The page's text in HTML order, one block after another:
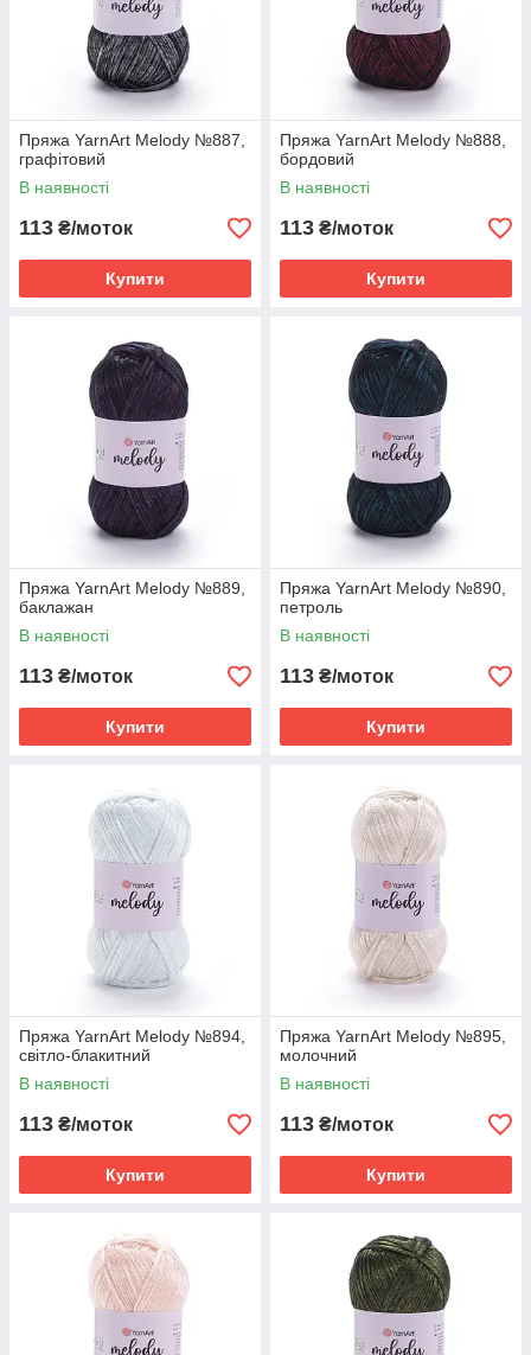
Пряжа YarnArt Melody №887,
графітовий
В наявності
113 ₴/моток
Купити
Пряжа YarnArt Melody №888,
бордовий
В наявності
113 ₴/моток
Купити
Пряжа YarnArt Melody №889,
баклажан
В наявності
113 ₴/моток
Купити
Пряжа YarnArt Melody №890,
петроль
В наявності
113 ₴/моток
Купити
Пряжа YarnArt Melody №894,
світло-блакитний
В наявності
113 ₴/моток
Купити
Пряжа YarnArt Melody №895,
молочний
В наявності
113 ₴/моток
Купити